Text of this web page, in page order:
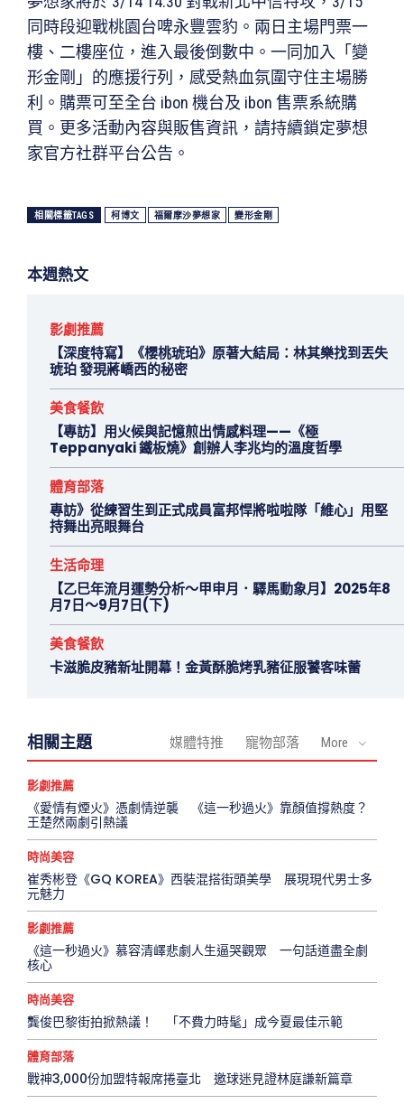
同時段迎戰桃園台啤永豐雲豹。兩日主場門票一
樓、二樓座位，進入最後倒數中。一同加入「變
形金剛」的應援行列，感受熱血氛圍守住主場勝
利。購票可至全台 ibon 機台及 ibon 售票系統購
買。更多活動內容與販售資訊，請持續鎖定夢想
家官方社群平台公告。
相關標籤TAGS 柯博文 福爾摩沙夢想家 變形金剛
本週熱文
影劇推薦
【深度特寫】《櫻桃琥珀》原著大結局：林其樂找到丟失
琥珀 發現蔣嶠西的秘密
美食餐飲
【專訪】用火候與記憶煎出情感料理——《極
Teppanyaki 鐵板燒》創辦人李兆均的溫度哲學
體育部落
專訪》從練習生到正式成員富邦悍將啦啦隊「維心」用堅
持舞出亮眼舞台
生活命理
【乙巳年流月運勢分析～甲申月．驛馬動象月】2025年8
月7日～9月7日(下)
美食餐飲
卡滋脆皮豬新址開幕！金黃酥脆烤乳豬征服饕客味蕾
相關主題 媒體特推 寵物部落 More
影劇推薦
《愛情有煙火》憑劇情逆襲 《這一秒過火》靠顏值撐熱度？
王楚然兩劇引熱議
時尚美容
崔秀彬登《GQ KOREA》西裝混搭街頭美學 展現現代男士多
元魅力
影劇推薦
《這一秒過火》慕容清嶧悲劇人生逼哭觀眾 一句話道盡全劇
核心
時尚美容
龔俊巴黎街拍掀熱議！ 「不費力時髦」成今夏最佳示範
體育部落
戰神3,000份加盟特報席捲臺北 邀球迷見證林庭謙新篇章